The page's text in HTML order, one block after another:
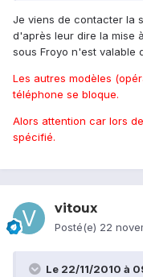
Je viens de contacter la
d'après leur dire la mise
sous Froyo n'est valable
Les autres modèles
téléphone se bloque.
Alors attention car lors
spécifié.
vitoux
Posté(e) 22
Le 22/11/2010 à